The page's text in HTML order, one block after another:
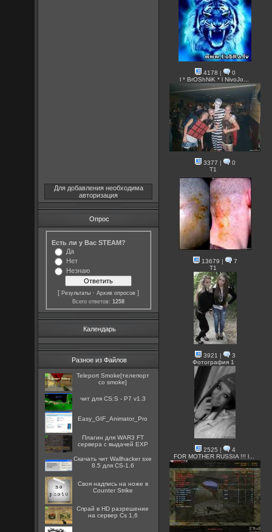
Для добавления необходима
авторизация
Опрос
Есть ли у Вас STEAM?
Да
Нет
Незнаю
[Результаты ·Архив опросов ]
Всего ответов:1258
Календарь
Разное из Файлов
Teleport Smoke[телепорт
со smoke]
чит для CS:S - P7 v1.3
Easy_GIF_Animator_Pro
Плагин для WAR3 FT
сервера с выдачей EXP
Скачать чит Wallhacker sxe
8.5 для CS-1.6
Cвоя надпись на ноже в
Counter Strike
Спрай в HD разрешение
на сервер Cs 1,6
4178 |
0
l * BrOShNiK * l NivoJo...
3377 |
0
T1
13679 |
7
T1
3921 |
3
Фотография 1
2525 |
4
FOR MOTHER RUSSIA !!! l...